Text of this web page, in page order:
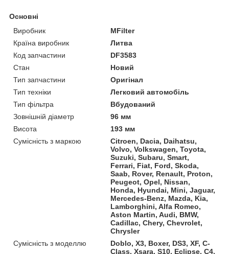
Основні
Виробник
MFilter
Країна виробник
Литва
Код запчастини
DF3583
Стан
Новий
Тип запчастини
Оригінал
Тип техніки
Легковий автомобіль
Тип фільтра
Вбудований
Зовнішній діаметр
96 мм
Висота
193 мм
Сумісність з маркою
Citroen, Dacia, Daihatsu,
Volvo, Volkswagen, Toyota,
Suzuki, Subaru, Smart,
Ferrari, Fiat, Ford, Skoda,
Saab, Rover, Renault, Proton,
Peugeot, Opel, Nissan,
Honda, Hyundai, Mini, Jaguar,
Mercedes-Benz, Mazda, Kia,
Lamborghini, Alfa Romeo,
Aston Martin, Audi, BMW,
Cadillac, Chery, Chevrolet,
Chrysler
Сумісність з моделлю
Doblo, X3, Boxer, DS3, XF, C-
Class, Xsara, S10, Eclipse, C4,